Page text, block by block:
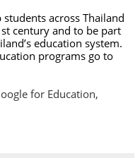
across Thailand
century and to be part
education system.
for Education,